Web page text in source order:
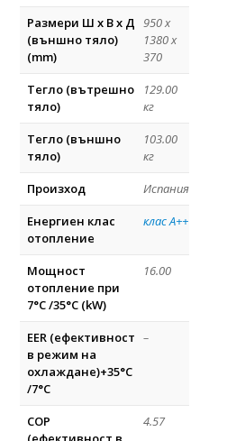
Размери Ш х В х Д
(външно тяло)
(mm)
950 x
1380 x
370
Тегло (вътрешно
тяло)
129.00
кг
Тегло (външно
тяло)
103.00
кг
Произход
Испания
Енергиен клас
отопление
клас А++
Мощност
отопление при
7°C /35°C (kW)
16.00
EER (ефективност
в режим на
охлаждане)+35°C
/7°C
–
COP
4.57